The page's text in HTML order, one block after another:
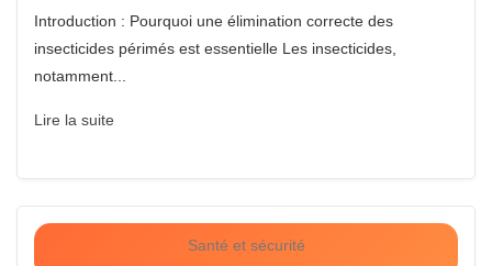
Introduction : Pourquoi une élimination correcte des
insecticides périmés est essentielle Les insecticides,
notamment...
Lire la suite
Santé et sécurité